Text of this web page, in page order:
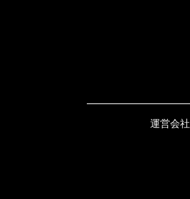
運営会社